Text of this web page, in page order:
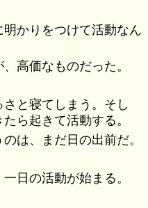
かりをつけて活動なん
高価なものだった。
と寝てしまう。そし
ら起きて活動する。
は、まだ日の出前だ。
日の活動が始まる。